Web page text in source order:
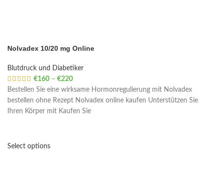
Nolvadex 10/20 mg Online
Blutdruck und Diabetiker
€160 – €220
Bestellen Sie eine wirksame Hormonregulierung mit Nolvadex
bestellen ohne Rezept Nolvadex online kaufen Unterstützen Sie
Ihren Körper mit Kaufen Sie
Select options